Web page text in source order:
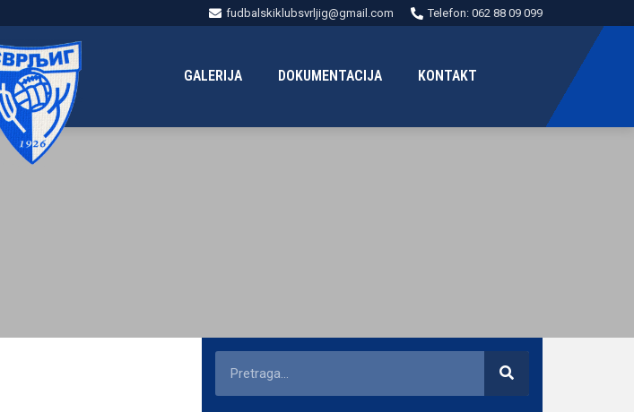
fudbalskiklubsvrljig@gmail.com Telefon: 062 88 09 099
GALERIJA DOKUMENTACIJA KONTAKT